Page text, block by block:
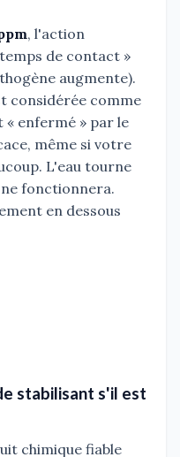
, l'action
de contact »
augmente).
considérée comme
« enfermé » par le
même si votre
L'eau tourne
fonctionnera.
en dessous
stabilisant s'il est
chimique fiable